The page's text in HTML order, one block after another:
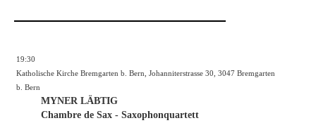
19:30
Katholische Kirche Bremgarten b. Bern, Johanniterstrasse 30, 3047 Bremgarten
b. Bern
MYNER LÄBTIG
Chambre de Sax - Saxophonquartett